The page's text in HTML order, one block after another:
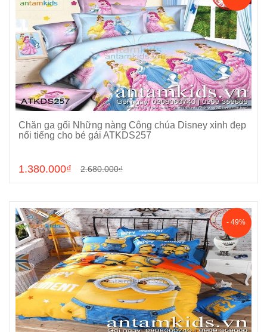
Chọn sản phẩm
Chăn ga gối Những nàng Công chúa Disney xinh đẹp
nổi tiếng cho bé gái ATKDS257
1.380.000₫ 2.680.000₫
- 49%